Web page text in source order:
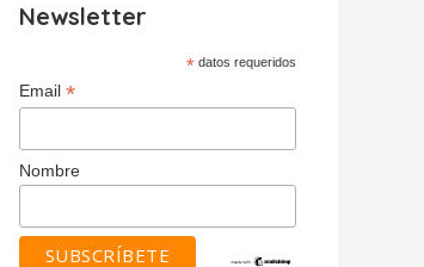
Newsletter
* datos requeridos
Email *
Nombre